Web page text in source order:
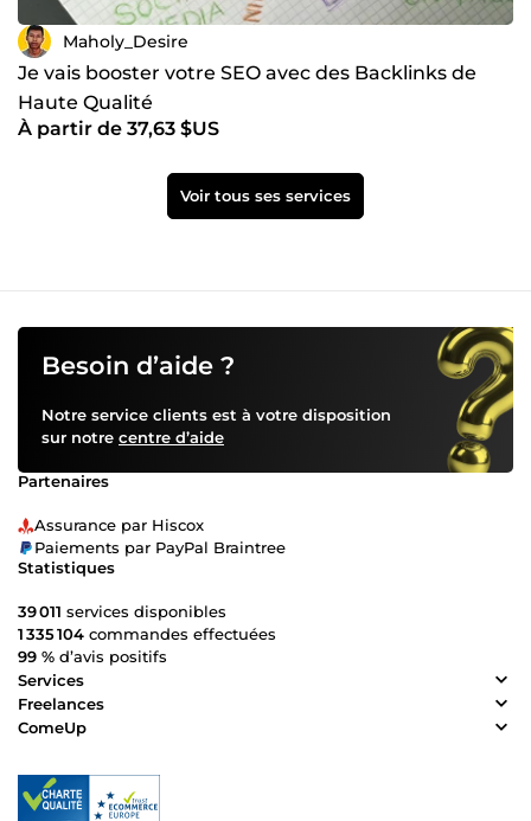
Maholy_Desire
Je vais booster votre SEO avec des Backlinks de
Haute Qualité
À partir de 37,63 $US
Voir tous ses services
Besoin d’aide ?
Notre service clients est à votre disposition
sur notre centre d’aide
Partenaires
Assurance par Hiscox
Paiements par PayPal Braintree
Statistiques
39 011 services disponibles
1 335 104 commandes effectuées
99 % d’avis positifs
Services
Freelances
ComeUp